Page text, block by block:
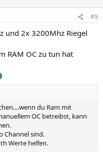
#9
und 2x 3200Mhz Riegel
RAM OC zu tun hat
du Ram mit
OC betreibst, kann
Channel sind.
Werte helfen.